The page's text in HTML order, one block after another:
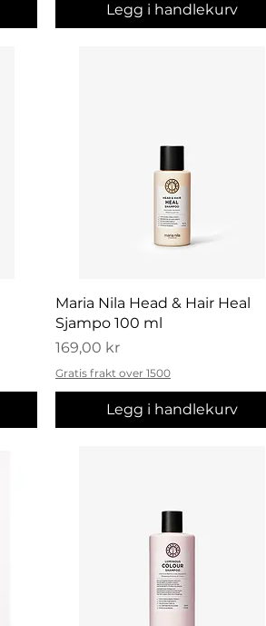
Legg i handlekurv
Hurtigvisning
Maria Nila Head & Hair Heal
Sjampo 100 ml
Pris
169,00 kr
Gratis frakt over 1500
Legg i handlekurv